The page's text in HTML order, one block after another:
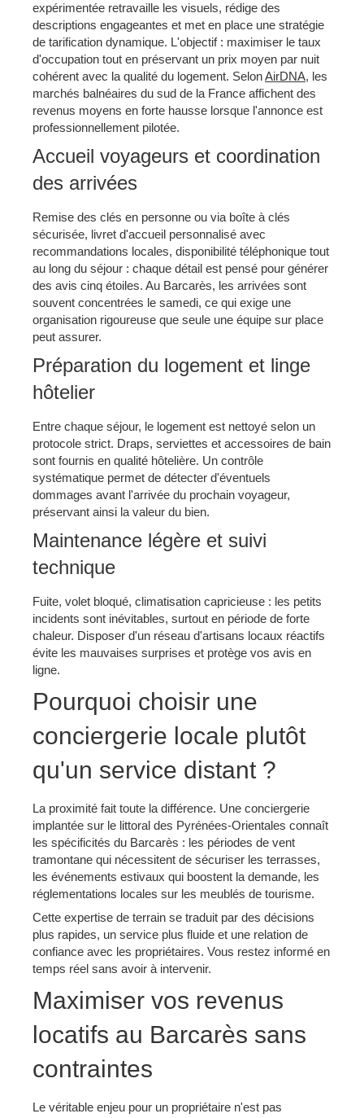
expérimentée retravaille les visuels, rédige des
descriptions engageantes et met en place une stratégie
de tarification dynamique. L'objectif : maximiser le taux
d'occupation tout en préservant un prix moyen par nuit
cohérent avec la qualité du logement. SelonAirDNA, les
marchés balnéaires du sud de la France affichent des
revenus moyens en forte hausse lorsque l'annonce est
professionnellement pilotée.
Accueil voyageurs et coordination
des arrivées
Remise des clés en personne ou via boîte à clés
sécurisée, livret d'accueil personnalisé avec
recommandations locales, disponibilité téléphonique tout
au long du séjour : chaque détail est pensé pour générer
des avis cinq étoiles. Au Barcarès, les arrivées sont
souvent concentrées le samedi, ce qui exige une
organisation rigoureuse que seule une équipe sur place
peut assurer.
Préparation du logement et linge
hôtelier
Entre chaque séjour, le logement est nettoyé selon un
protocole strict. Draps, serviettes et accessoires de bain
sont fournis en qualité hôtelière. Un contrôle
systématique permet de détecter d'éventuels
dommages avant l'arrivée du prochain voyageur,
préservant ainsi la valeur du bien.
Maintenance légère et suivi
technique
Fuite, volet bloqué, climatisation capricieuse : les petits
incidents sont inévitables, surtout en période de forte
chaleur. Disposer d'un réseau d'artisans locaux réactifs
évite les mauvaises surprises et protège vos avis en
ligne.
Pourquoi choisir une
conciergerie locale plutôt
qu'un service distant ?
La proximité fait toute la différence. Une conciergerie
implantée sur le littoral des Pyrénées-Orientales connaît
les spécificités du Barcarès : les périodes de vent
tramontane qui nécessitent de sécuriser les terrasses,
les événements estivaux qui boostent la demande, les
réglementations locales sur les meublés de tourisme.
Cette expertise de terrain se traduit par des décisions
plus rapides, un service plus fluide et une relation de
confiance avec les propriétaires. Vous restez informé en
temps réel sans avoir à intervenir.
Maximiser vos revenus
locatifs au Barcarès sans
contraintes
Le véritable enjeu pour un propriétaire n'est pas